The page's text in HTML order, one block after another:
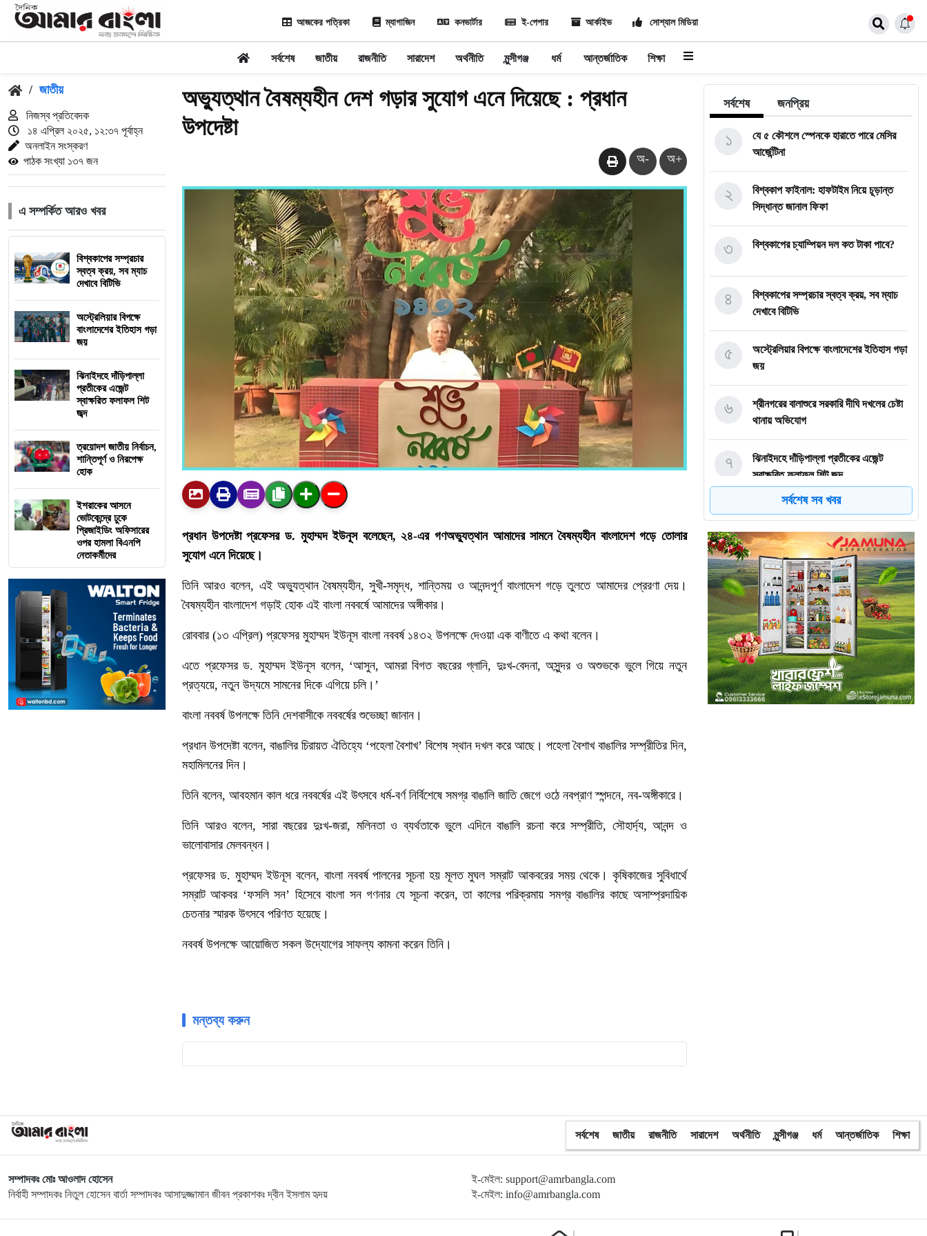
আজকের পত্রিকা ম্যাগাজিন কনভার্টার ই-পেপার আর্কাইভ সোশ্যাল মিডিয়া
সর্বশেষ জাতীয় রাজনীতি সারাদেশ অর্থনীতি মুন্সীগঞ্জ ধর্ম আন্তর্জাতিক শিক্ষা
/ জাতীয়
নিজস্ব প্রতিবেদক
১৪ এপ্রিল ২০২৫, ১২:৩৭ পূর্বাহ্ন
অনলাইন সংস্করণ
পাঠক সংখ্যা ১৩৭ জন
এ সম্পর্কিত আরও খবর
বিশ্বকাপের সম্প্রচার
স্বত্ব ক্রয়, সব ম্যাচ
দেখাবে বিটিভি
অস্ট্রেলিয়ার বিপক্ষে
বাংলাদেশের ইতিহাস গড়া
জয়
ঝিনাইদহে দাঁড়িপাল্লা
প্রতীকের এজেন্ট
স্বাক্ষরিত ফলাফল শিট
জব্দ
ত্রয়োদশ জাতীয় নির্বাচন,
শান্তিপূর্ণ ও নিরপেক্ষ
হোক
ইশরাকের আসনে
ভোটকেন্দ্রে ঢুকে
প্রিজাইডিং অফিসারের
ওপর হামলা বিএনপি
নেতাকর্মীদের
অভ্যুত্থান বৈষম্যহীন দেশ গড়ার সুযোগ এনে দিয়েছে : প্রধান
উপদেষ্টা
অ- অ+
প্রধান উপদেষ্টা প্রফেসর ড. মুহাম্মদ ইউনূস বলেছেন, ২৪-এর গণঅভ্যুত্থান আমাদের সামনে বৈষম্যহীন বাংলাদেশ গড়ে তোলার
সুযোগ এনে দিয়েছে।
তিনি আরও বলেন, এই অভ্যুত্থান বৈষম্যহীন, সুখী-সমৃদ্ধ, শান্তিময় ও আনন্দপূর্ণ বাংলাদেশ গড়ে তুলতে আমাদের প্রেরণা দেয়।
বৈষম্যহীন বাংলাদেশ গড়াই হোক এই বাংলা নববর্ষে আমাদের অঙ্গীকার।
রোববার (১৩ এপ্রিল) প্রফেসর মুহাম্মদ ইউনূস বাংলা নববর্ষ ১৪৩২ উপলক্ষে দেওয়া এক বাণীতে এ কথা বলেন।
এতে প্রফেসর ড. মুহাম্মদ ইউনূস বলেন, ‘আসুন, আমরা বিগত বছরের গ্লানি, দুঃখ-বেদনা, অসুন্দর ও অশুভকে ভুলে গিয়ে নতুন
প্রত্যয়ে, নতুন উদ্যমে সামনের দিকে এগিয়ে চলি।’
বাংলা নববর্ষ উপলক্ষে তিনি দেশবাসীকে নববর্ষের শুভেচ্ছা জানান।
প্রধান উপদেষ্টা বলেন, বাঙালির চিরায়ত ঐতিহ্যে ‘পহেলা বৈশাখ’ বিশেষ স্থান দখল করে আছে। পহেলা বৈশাখ বাঙালির সম্প্রীতির দিন,
মহামিলনের দিন।
তিনি বলেন, আবহমান কাল ধরে নববর্ষের এই উৎসবে ধর্ম-বর্ণ নির্বিশেষে সমগ্র বাঙালি জাতি জেগে ওঠে নবপ্রাণ স্পন্দনে, নব-অঙ্গীকারে।
তিনি আরও বলেন, সারা বছরের দুঃখ-জরা, মলিনতা ও ব্যর্থতাকে ভুলে এদিনে বাঙালি রচনা করে সম্প্রীতি, সৌহার্দ্য, আনন্দ ও
ভালোবাসার মেলবন্ধন।
প্রফেসর ড. মুহাম্মদ ইউনূস বলেন, বাংলা নববর্ষ পালনের সূচনা হয় মূলত মুঘল সম্রাট আকবরের সময় থেকে। কৃষিকাজের সুবিধার্থে
সম্রাট আকবর ‘ফসলি সন’ হিসেবে বাংলা সন গণনার যে সূচনা করেন, তা কালের পরিক্রমায় সমগ্র বাঙালির কাছে অসাম্প্রদায়িক
চেতনার স্মারক উৎসবে পরিণত হয়েছে।
নববর্ষ উপলক্ষে আয়োজিত সকল উদ্যোগের সাফল্য কামনা করেন তিনি।
মন্তব্য করুন
সর্বশেষ জনপ্রিয়
যে ৫ কৌশলে স্পেনকে হারাতে পারে মেসির
আর্জেন্টিনা
১
বিশ্বকাপ ফাইনাল: হাফটাইম নিয়ে চূড়ান্ত
সিদ্ধান্ত জানাল ফিফা
২
বিশ্বকাপের চ্যাম্পিয়ন দল কত টাকা পাবে?
৩
বিশ্বকাপের সম্প্রচার স্বত্ব ক্রয়, সব ম্যাচ
দেখাবে বিটিভি
৪
অস্ট্রেলিয়ার বিপক্ষে বাংলাদেশের ইতিহাস গড়া
জয়
৫
শ্রীনগরের বালাশুরে সরকারি দীঘি দখলের চেষ্টা
থানায় অভিযোগ
৬
ঝিনাইদহে দাঁড়িপাল্লা প্রতীকের এজেন্ট
স্বাক্ষরিত ফলাফল শিট জব্দ
৭
ত্রয়োদশ জাতীয় নির্বাচন, শান্তিপূর্ণ ও
নিরপেক্ষ হোক
৮
ইশরাকের আসনে ভোটকেন্দ্রে ঢুকে প্রিজাইডিং
অফিসারের ওপর হামলা বিএনপি নেতাকর্মীদের
৯
অবরুদ্ধ জামায়াত নেতাকে উদ্ধার করলেন
এনসিপি নেত্রী ডা. মিতু
১০
ভোটকেন্দ্রের সামনে বস্তাভর্তি টাকাসহ
স্বেচ্ছাসেবকদল নেতা আটক
১১
সাহস নিয়ে ভোটকেন্দ্রে যাওয়ার আহ্বান প্রধান
উপদেষ্টার
১৯
সর্বশেষ সব খবর
সর্বশেষ জাতীয় রাজনীতি সারাদেশ অর্থনীতি মুন্সীগঞ্জ ধর্ম আন্তর্জাতিক শিক্ষা
সম্পাদকঃ মোঃ আওলাদ হোসেন
নির্বাহী সম্পাদকঃ নিতুল হোসেন বার্তা সম্পাদকঃ আসাদুজ্জামান জীবন প্রকাশকঃ দ্বীন ইসলাম হৃদয়
ই-মেইল: support@amrbangla.com
ই-মেইল: info@amrbangla.com